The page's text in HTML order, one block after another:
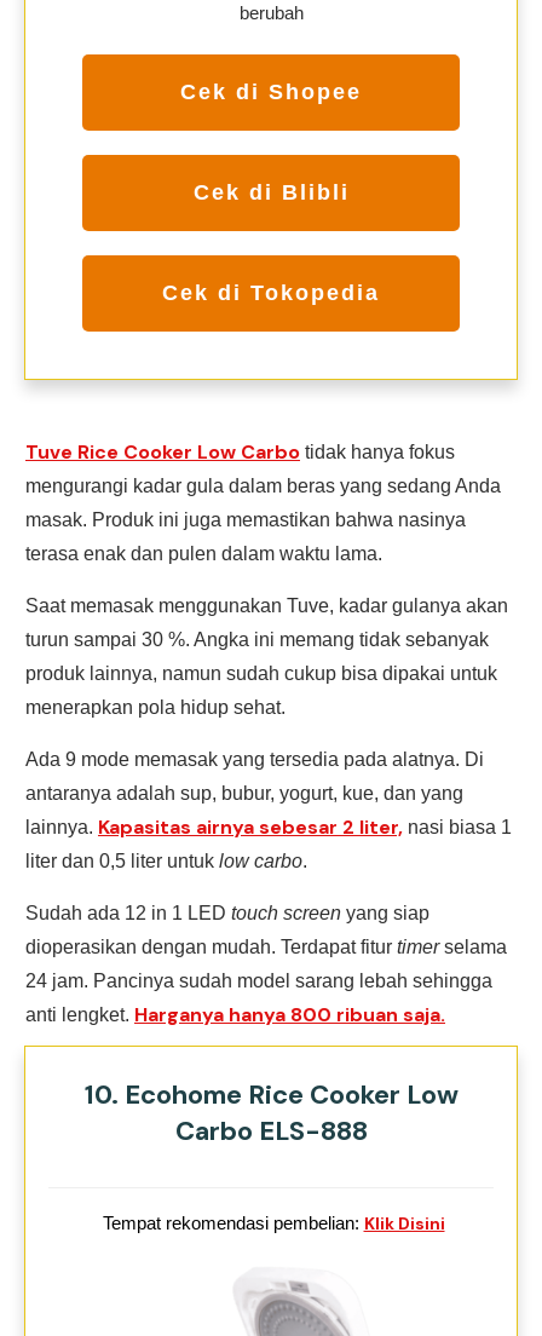
berubah
Cek di Shopee
Cek di Blibli
Cek di Tokopedia
Tuve Rice Cooker Low Carbo tidak hanya fokus
mengurangi kadar gula dalam beras yang sedang Anda
masak. Produk ini juga memastikan bahwa nasinya
terasa enak dan pulen dalam waktu lama.
Saat memasak menggunakan Tuve, kadar gulanya akan
turun sampai 30 %. Angka ini memang tidak sebanyak
produk lainnya, namun sudah cukup bisa dipakai untuk
menerapkan pola hidup sehat.
Ada 9 mode memasak yang tersedia pada alatnya. Di
antaranya adalah sup, bubur, yogurt, kue, dan yang
lainnya. Kapasitas airnya sebesar 2 liter, nasi biasa 1
liter dan 0,5 liter untuk low carbo.
Sudah ada 12 in 1 LED touch screen yang siap
dioperasikan dengan mudah. Terdapat fitur timerselama
24 jam. Pancinya sudah model sarang lebah sehingga
anti lengket. Harganya hanya 800 ribuan saja.
10. Ecohome Rice Cooker Low
Carbo ELS-888
Tempat rekomendasi pembelian: Klik Disini